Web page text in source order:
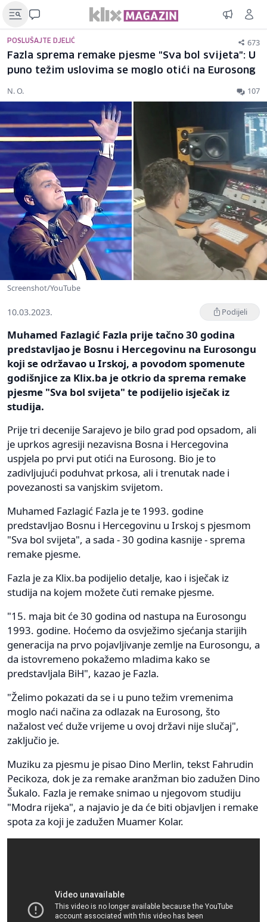
POSLUŠAJTE DJELIĆ 673
Fazla sprema remake pjesme "Sva bol svijeta": U
puno težim uslovima se moglo otići na Eurosong
N. O. 107
Screenshot/YouTube
10.03.2023. Podijeli
Muhamed Fazlagić Fazla prije tačno 30 godina
predstavljao je Bosnu i Hercegovinu na Eurosongu
koji se održavao u Irskoj, a povodom spomenute
godišnjice za Klix.ba je otkrio da sprema remake
pjesme "Sva bol svijeta" te podijelio isječak iz
studija.
Prije tri decenije Sarajevo je bilo grad pod opsadom, ali
je uprkos agresiji nezavisna Bosna i Hercegovina
uspjela po prvi put otići na Eurosong. Bio je to
zadivljujući poduhvat prkosa, ali i trenutak nade i
povezanosti sa vanjskim svijetom.
Muhamed Fazlagić Fazla je te 1993. godine
predstavljao Bosnu i Hercegovinu u Irskoj s pjesmom
"Sva bol svijeta", a sada - 30 godina kasnije - sprema
remake pjesme.
Fazla je za Klix.ba podijelio detalje, kao i isječak iz
studija na kojem možete čuti remake pjesme.
"15. maja bit će 30 godina od nastupa na Eurosongu
1993. godine. Hoćemo da osvježimo sjećanja starijih
generacija na prvo pojavljivanje zemlje na Eurosongu, a
da istovremeno pokažemo mladima kako se
predstavljala BiH", kazao je Fazla.
"Želimo pokazati da se i u puno težim vremenima
moglo naći načina za odlazak na Eurosong, što
nažalost već duže vrijeme u ovoj državi nije slučaj",
zaključio je.
Muziku za pjesmu je pisao Dino Merlin, tekst Fahrudin
Pecikoza, dok je za remake aranžman bio zadužen Dino
Šukalo. Fazla je remake snimao u njegovom studiju
"Modra rijeka", a najavio je da će biti objavljen i remake
spota za koji je zadužen Muamer Kolar.